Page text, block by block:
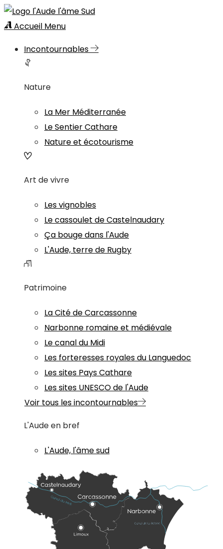
Accueil Menu
Incontournables
Nature
La Mer Méditerranée
Le Sentier Cathare
Nature et écotourisme
Art de vivre
Les vignobles
Le cassoulet de Castelnaudary
Ça bouge dans l'Aude
L'Aude, terre de Rugby
Patrimoine
La Cité de Carcassonne
Narbonne romaine et médiévale
Le canal du Midi
Les forteresses royales du Languedoc
Les sites Pays Cathare
Les sites UNESCO de l'Aude
Voir tous les incontournables
L'Aude en bref
L'Aude, l'âme sud